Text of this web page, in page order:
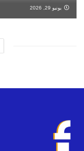
يونيو 29, 2026